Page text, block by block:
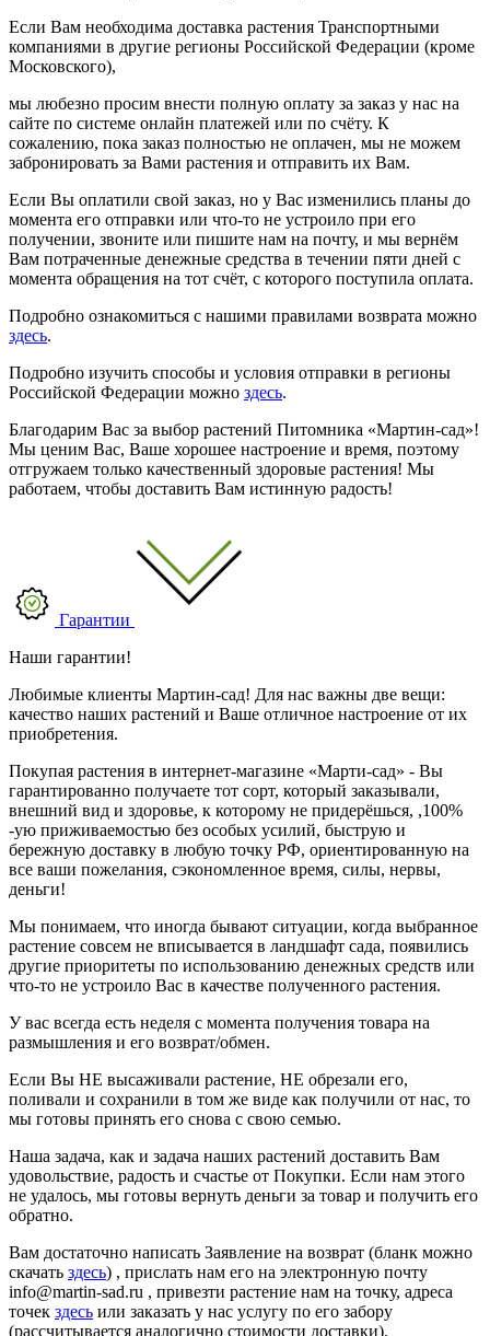
Если Вам необходима доставка растения Транспортными
компаниями в другие регионы Российской Федерации (кроме
Московского),
мы любезно просим внести полную оплату за заказ у нас на
сайте по системе онлайн платежей или по счёту. К
сожалению, пока заказ полностью не оплачен, мы не можем
забронировать за Вами растения и отправить их Вам.
Если Вы оплатили свой заказ, но у Вас изменились планы до
момента его отправки или что-то не устроило при его
получении, звоните или пишите нам на почту, и мы вернём
Вам потраченные денежные средства в течении пяти дней с
момента обращения на тот счёт, с которого поступила оплата.
Подробно ознакомиться с нашими правилами возврата можно
здесь.
Подробно изучить способы и условия отправки в регионы
Российской Федерации можно здесь.
Благодарим Вас за выбор растений Питомника «Мартин-сад»!
Мы ценим Вас, Ваше хорошее настроение и время, поэтому
отгружаем только качественный здоровые растения! Мы
работаем, чтобы доставить Вам истинную радость!
Гарантии
Наши гарантии!
Любимые клиенты Мартин-сад! Для нас важны две вещи:
качество наших растений и Ваше отличное настроение от их
приобретения.
Покупая растения в интернет-магазине «Марти-сад» - Вы
гарантированно получаете тот сорт, который заказывали,
внешний вид и здоровье, к которому не придерёшься, ,100%
-ую приживаемостью без особых усилий, быструю и
бережную доставку в любую точку РФ, ориентированную на
все ваши пожелания, сэкономленное время, силы, нервы,
деньги!
Мы понимаем, что иногда бывают ситуации, когда выбранное
растение совсем не вписывается в ландшафт сада, появились
другие приоритеты по использованию денежных средств или
что-то не устроило Вас в качестве полученного растения.
У вас всегда есть неделя с момента получения товара на
размышления и его возврат/обмен.
Если Вы НЕ высаживали растение, НЕ обрезали его,
поливали и сохранили в том же виде как получили от нас, то
мы готовы принять его снова с свою семью.
Наша задача, как и задача наших растений доставить Вам
удовольствие, радость и счастье от Покупки. Если нам этого
не удалось, мы готовы вернуть деньги за товар и получить его
обратно.
Вам достаточно написать Заявление на возврат (бланк можно
скачать здесь) , прислать нам его на электронную почту
info@martin-sad.ru , привезти растение нам на точку, адреса
точек здесь или заказать у нас услугу по его забору
(рассчитывается аналогично стоимости доставки).